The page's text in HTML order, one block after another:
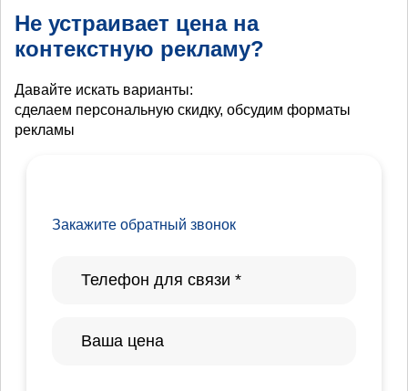
Не устраивает цена на
контекстную рекламу?
Давайте искать варианты:
сделаем персональную скидку, обсудим форматы
рекламы
Закажите обратный звонок